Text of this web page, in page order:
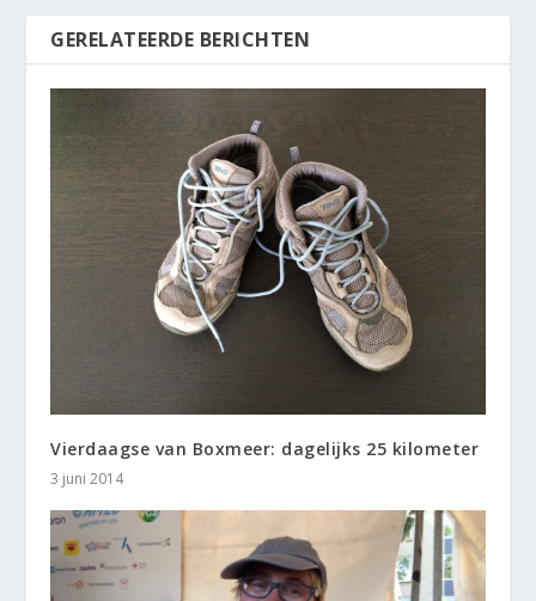
GERELATEERDE BERICHTEN
Vierdaagse van Boxmeer: dagelijks 25 kilometer
3 juni 2014